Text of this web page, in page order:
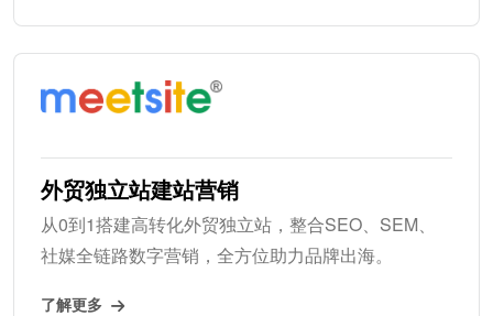
外贸独立站建站营销
从0到1搭建高转化外贸独立站，整合SEO、SEM、
社媒全链路数字营销，全方位助力品牌出海。
了解更多